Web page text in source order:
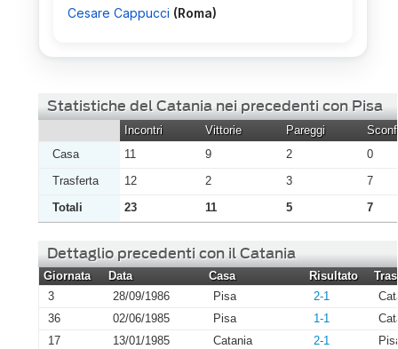
Cesare Cappucci (Roma)
Statistiche del Catania nei precedenti con Pisa
Incontri Vittorie Pareggi
Casa
11 9 2
0
Trasferta
12 2 3
7
Totali
23 11 5 7
Dettaglio precedenti con il Catania
Giornata Data Casa Risultato
3
28/09/1986 Pisa 2-1
36
02/06/1985 Pisa 1-1
17
13/01/1985 Catania 2-1